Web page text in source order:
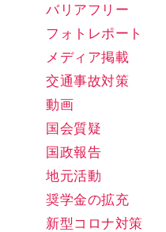
バリアフリー
フォトレポート
メディア掲載
交通事故対策
動画
国会質疑
国政報告
地元活動
奨学金の拡充
新型コロナ対策